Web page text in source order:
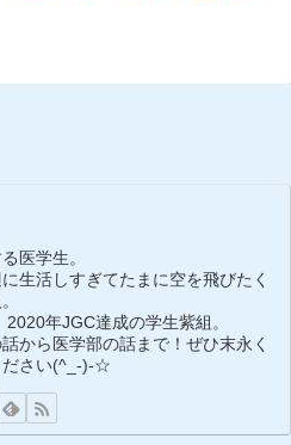
医学生。
生活しすぎてたまに空を飛びたく
年JGC達成の学生紫組。
から医学部の話まで！ぜひ末永く
ださい(^_-)-☆